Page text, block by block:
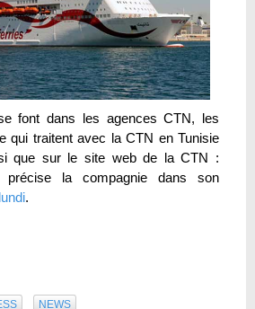
font dans les agences CTN, les
qui traitent avec la CTN en Tunisie
que sur le site web de la CTN :
la compagnie dans son
.
NEWS